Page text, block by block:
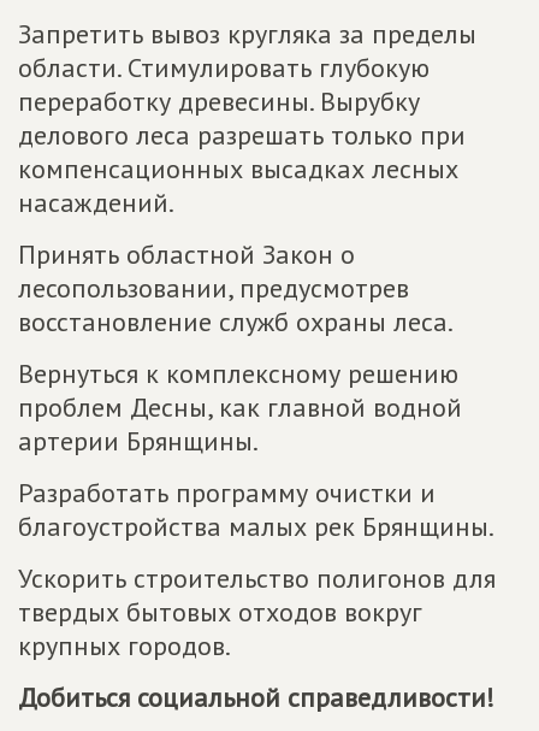
Запретить вывоз кругляка за пределы
области. Стимулировать глубокую
переработку древесины. Вырубку
делового леса разрешать только при
компенсационных высадках лесных
насаждений.
Принять областной Закон о
лесопользовании, предусмотрев
восстановление служб охраны леса.
Вернуться к комплексному решению
проблем Десны, как главной водной
артерии Брянщины.
Разработать программу очистки и
благоустройства малых рек Брянщины.
Ускорить строительство полигонов для
твердых бытовых отходов вокруг
крупных городов.
Добиться социальной справедливости!